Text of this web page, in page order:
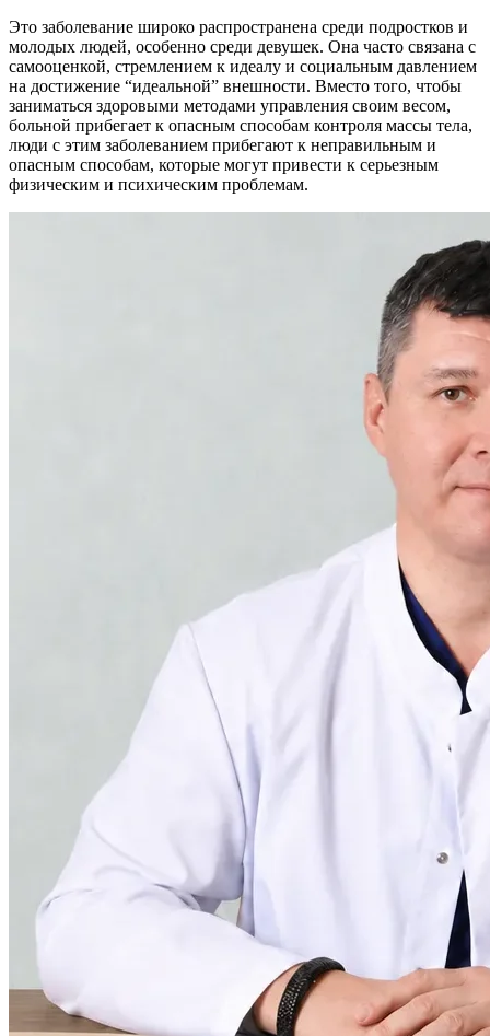
Это заболевание широко распространена среди подростков и
молодых людей, особенно среди девушек. Она часто связана с
самооценкой, стремлением к идеалу и социальным давлением
на достижение “идеальной” внешности. Вместо того, чтобы
заниматься здоровыми методами управления своим весом,
больной прибегает к опасным способам контроля массы тела,
люди с этим заболеванием прибегают к неправильным и
опасным способам, которые могут привести к серьезным
физическим и психическим проблемам.